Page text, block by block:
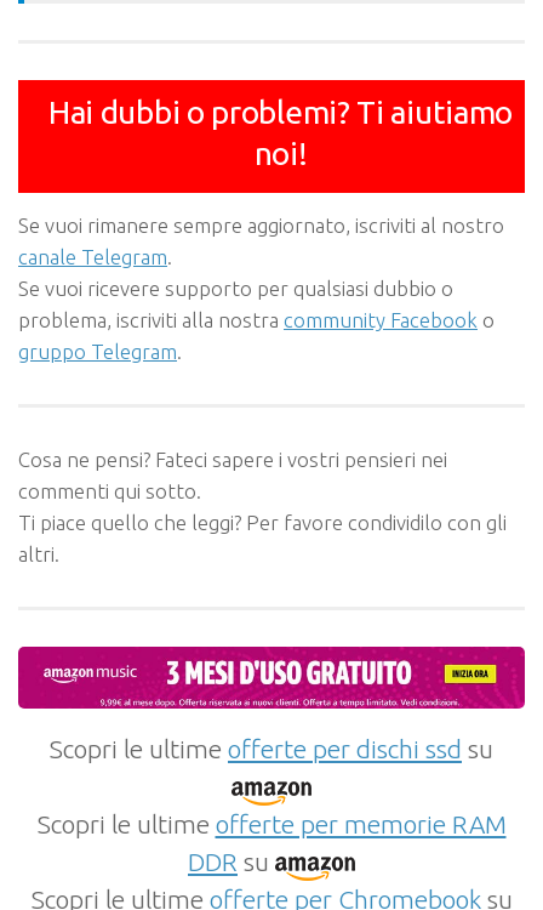
Hai dubbi o problemi? Ti aiutiamo
noi!
Se vuoi rimanere sempre aggiornato, iscriviti al nostro
canale Telegram
Se vuoi ricevere supporto per qualsiasi dubbio o
problema, iscriviti alla nostra community Facebook o
gruppo Telegram
Cosa ne pensi? Fateci sapere i vostri pensieri nei
commenti qui sotto.
Ti piace quello che leggi? Per favore condividilo con gli
altri.
Scopri le ultime offerte per dischi ssd su
Scopri le ultime offerte per memorie RAM
DDR su
Scopri le ultime offerte per Chromebooksu